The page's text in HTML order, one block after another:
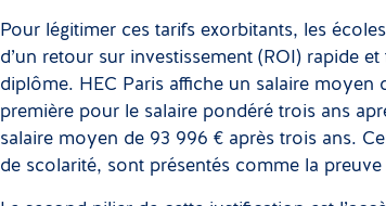
Pour légitimer ces tarifs exorbitants, les
d’un retour sur investissement (ROI) rapide
diplôme. HEC Paris affiche un salaire moyen
première pour le salaire pondéré trois ans
salaire moyen de 93 996 € après trois ans.
de scolarité, sont présentés comme la